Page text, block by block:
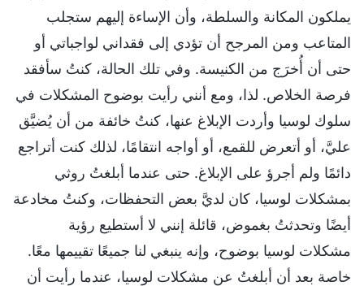
يملكون المكانة والسلطة، وأن الإساءة إليهم ستجلب
المتاعب ومن المرجح أن تؤدي إلى فقداني لواجباتي أو
حتى أن أُخرَج من الكنيسة. وفي تلك الحالة، كنتُ سأفقد
فرصة الخلاص. لذا، ومع أنني رأيت بوضوح المشكلات في
سلوك لوسيا وأردت الإبلاغ عنها، كنتُ خائفة من أن يُضيَّق
عليَّ، أو أتعرض للقمع، أو أواجه انتقامًا، لذلك كنت أتراجع
دائمًا ولم أجرؤ على الإبلاغ. حتى عندما أبلغتُ روثي
بمشكلات لوسيا، كان لديَّ بعض التحفظات، وكنتُ مخادعة
أيضًا وتحدثتُ بغموض، قائلة إنني لا أستطيع رؤية
مشكلات لوسيا بوضوح، وإنه ينبغي لنا جميعًا تقييمها معًا.
خاصة بعد أن أبلغتُ عن مشكلات لوسيا، عندما رأيت أن